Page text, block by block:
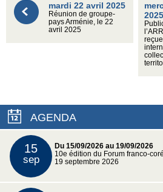
mardi 22 avril 2025
Réunion de groupe-
pays Arménie, le 22
avril 2025
2025
AGENDA
15
sep
Du 15/09/2026 au 19/09/2026
10e édition du Forum franco-
19 septembre 2026